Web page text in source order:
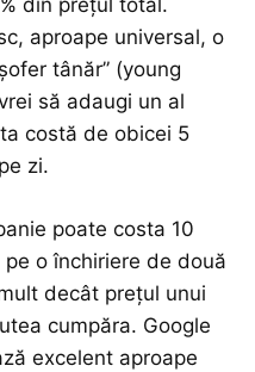
din prețul total.
aproape universal, o
tânăr” (young
să adaugi un al
costă de obicei 5
zi.
poate costa 10
o închiriere de două
decât prețul unui
cumpăra. Google
excelent aproape